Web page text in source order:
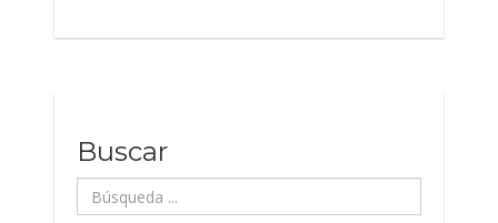
Buscar
Búsqueda
...